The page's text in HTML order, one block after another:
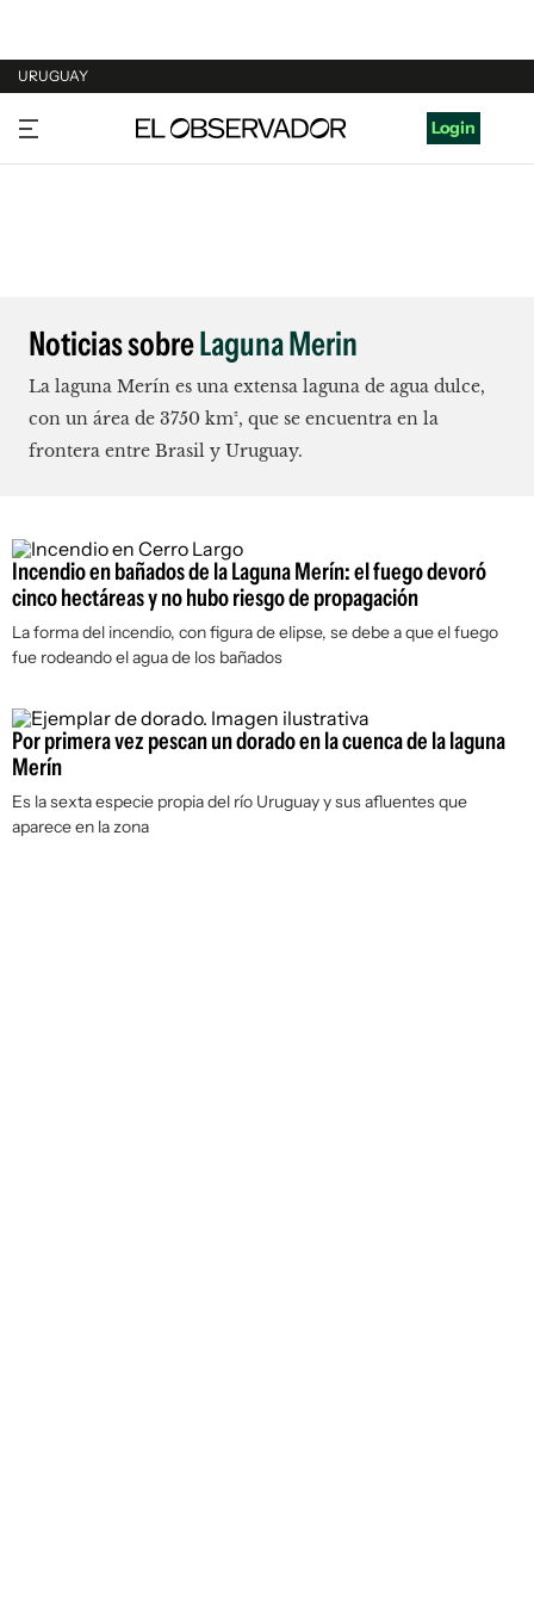
URUGUAY
URUGUAY
ARGENTINA
Login
Noticias sobreLaguna Merin
La laguna Merín es una extensa laguna de agua dulce,
con un área de 3750 km², que se encuentra en la
frontera entre Brasil y Uruguay.​
Incendio en bañados de la Laguna Merín: el fuego devoró
cinco hectáreas y no hubo riesgo de propagación
La forma del incendio, con figura de elipse, se debe a que el fuego
fue rodeando el agua de los bañados
Por primera vez pescan un dorado en la cuenca de la laguna
Merín
Es la sexta especie propia del río Uruguay y sus afluentes que
aparece en la zona